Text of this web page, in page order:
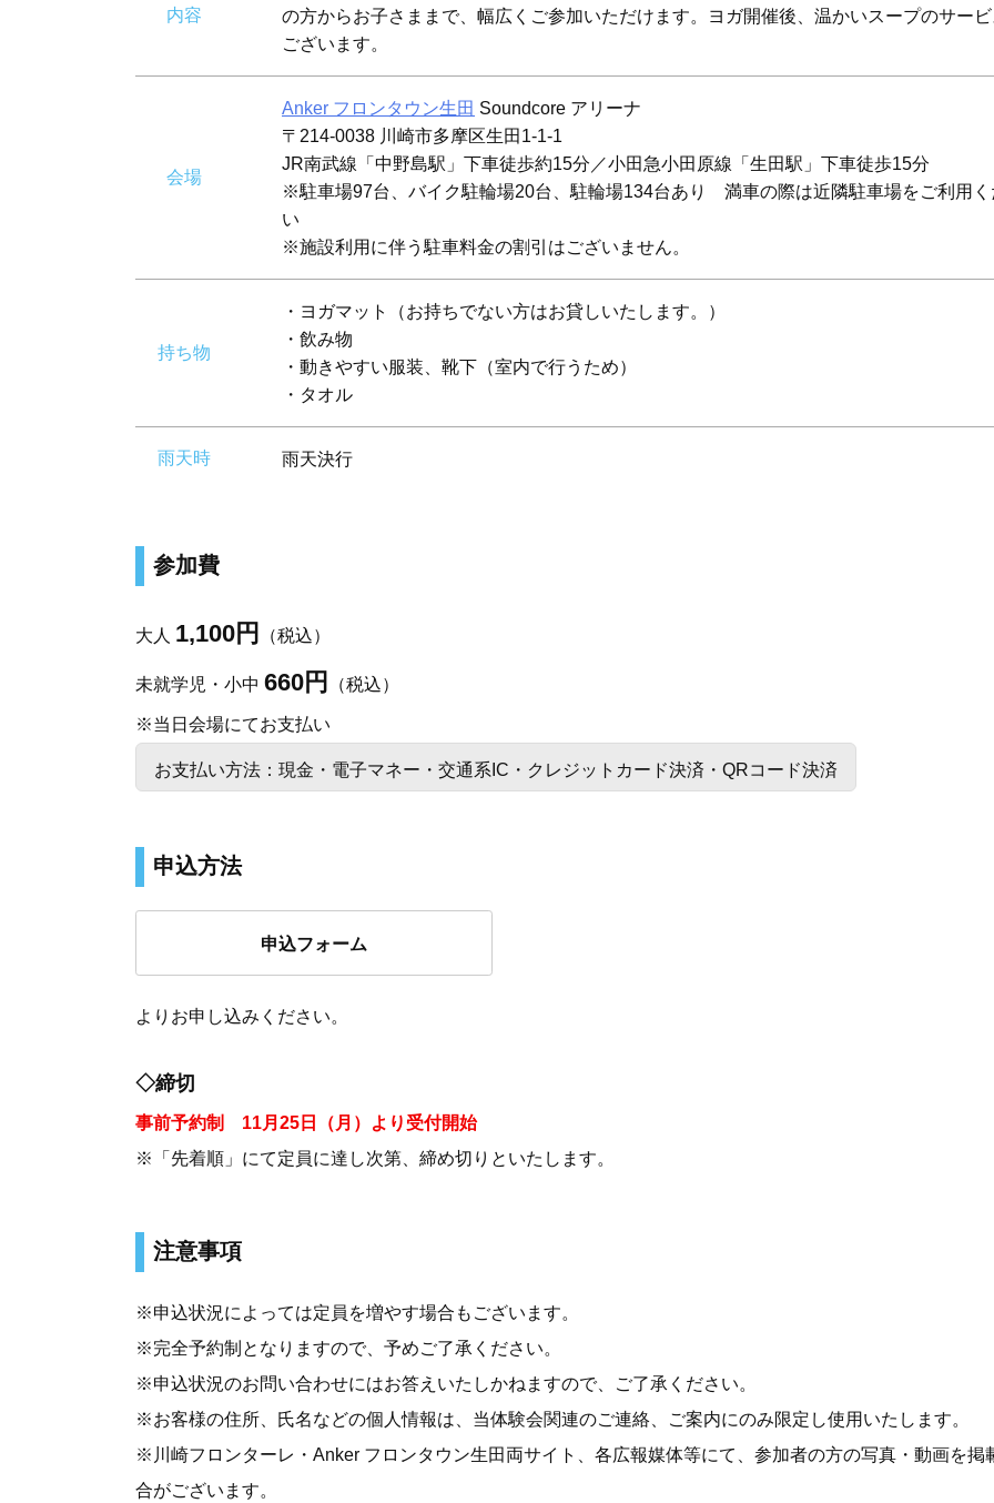
内容
の方からお子さままで、幅広くご参加いただけます。ヨガ開催後、温かいスープのサー
ございます。
会場
Anker フロンタウン生田 Soundcore アリーナ
〒214-0038 川崎市多摩区生田1-1-1
JR南武線「中野島駅」下車徒歩約15分／小田急小田原線「生田駅」下車徒歩15分
※駐車場97台、バイク駐輪場20台、駐輪場134台あり 満車の際は近隣駐車場をご利用く
い
※施設利用に伴う駐車料金の割引はございません。
持ち物
・ヨガマット（お持ちでない方はお貸しいたします。）
・飲み物
・動きやすい服装、靴下（室内で行うため）
・タオル
雨天時 雨天決行
参加費
大人 1,100円 （税込）
未就学児・小中 660円 （税込）
※当日会場にてお支払い
お支払い方法：現金・電子マネー・交通系IC・クレジットカード決済・QRコード決済
申込方法
申込フォーム
よりお申し込みください。
◇締切
事前予約制 11月25日（月）より受付開始
※「先着順」にて定員に達し次第、締め切りといたします。
注意事項
※申込状況によっては定員を増やす場合もございます。
※完全予約制となりますので、予めご了承ください。
※申込状況のお問い合わせにはお答えいたしかねますので、ご了承ください。
※お客様の住所、氏名などの個人情報は、当体験会関連のご連絡、ご案内にのみ限定し使用いたします。
※川崎フロンターレ・Anker フロンタウン生田両サイト、各広報媒体等にて、参加者の方の写真・動画を掲
合がございます。